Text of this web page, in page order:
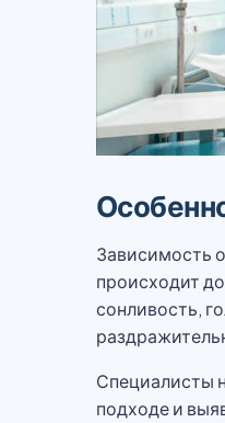
Зависимость
происходит
сонливость,
Специалисты
подходе и